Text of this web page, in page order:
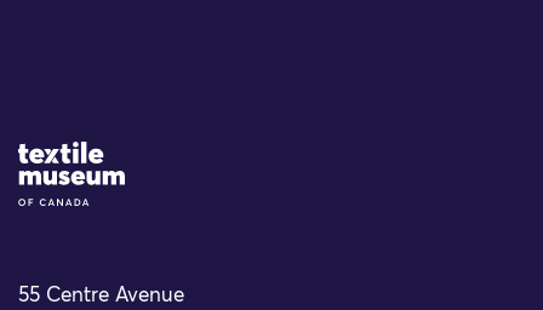
Site Logo
55 Centre Avenue